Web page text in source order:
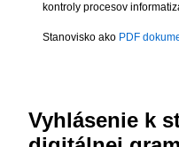
kontroly procesov
Stanovisko ako PDF
Vyhlásenie k